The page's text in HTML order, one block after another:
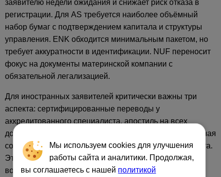
заявителю недели ожидания и снижает риск отказа в
регистрации. Для AS требуется наиболее объёмный
набор бумаг с подтверждением капитала и структуры
управления. ENK обходится минимальным пакетом, но
требует аккуратности в идентификации. NUF переносит
фокус на документы материнской компании с
обязательной легализацией.
Для иностранных заявителей критически важны три
аспекта: сертифицированные переводы у
аккредитованного специалиста, апостиль на всех
документах, выданных за пределами Норвегии, и полная
согласованность данных между всеми бумагами пакета.
Эти три элемента устраняют большинство причин
возврата заявки.
Мы используем cookies для улучшения
работы сайта и аналитики. Продолжая,
вы соглашаетесь с нашей политикой